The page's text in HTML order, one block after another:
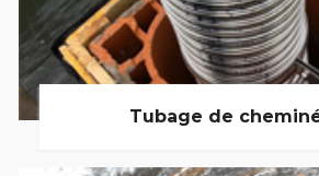
Tubage de